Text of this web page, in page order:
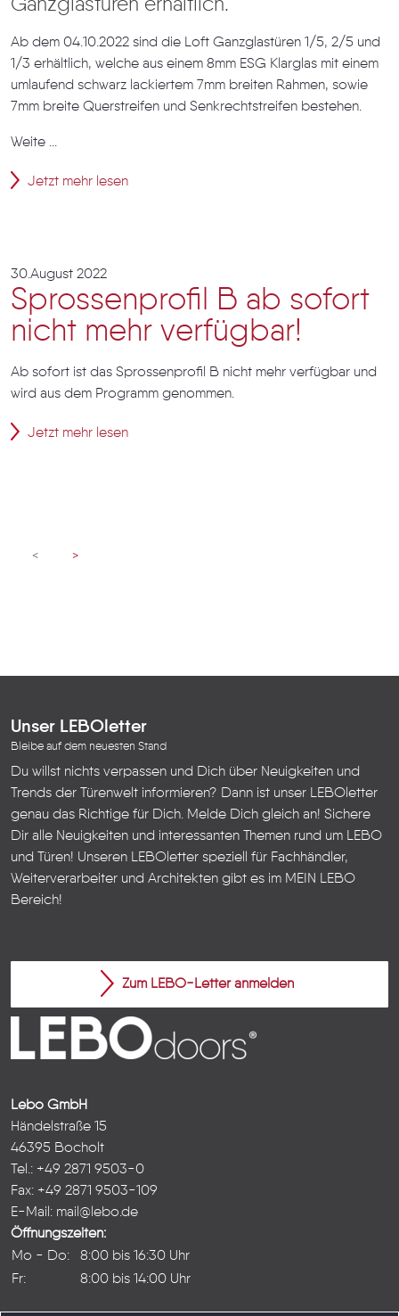
Ganzglastüren erhältlich.
Ab dem 04.10.2022 sind die Loft Ganzglastüren 1/5, 2/5 und
1/3 erhältlich, welche aus einem 8mm ESG Klarglas mit einem
umlaufend schwarz lackiertem 7mm breiten Rahmen, sowie
7mm breite Querstreifen und Senkrechtstreifen bestehen.
Weite ...
Jetzt mehr lesen
30.August 2022
Sprossenprofil B ab sofort
nicht mehr verfügbar!
Ab sofort ist das Sprossenprofil B nicht mehr verfügbar und
wird aus dem Programm genommen.
Jetzt mehr lesen
< >
Unser LEBOletter
Bleibe auf dem neuesten Stand
Du willst nichts verpassen und Dich über Neuigkeiten und
Trends der Türenwelt informieren? Dann ist unser LEBOletter
genau das Richtige für Dich. Melde Dich gleich an! Sichere
Dir alle Neuigkeiten und interessanten Themen rund um LEBO
und Türen! Unseren LEBOletter speziell für Fachhändler,
Weiterverarbeiter und Architekten gibt es im MEIN LEBO
Bereich!
Zum LEBO-Letter anmelden
Lebo GmbH
Händelstraße 15
46395 Bocholt
Tel.: +49 2871 9503-0
Fax: +49 2871 9503-109
E-Mail: mail@lebo.de
Öffnungszeiten:
Mo - Do:
8:00 bis 16:30 Uhr
Fr:
8:00 bis 14:00 Uhr